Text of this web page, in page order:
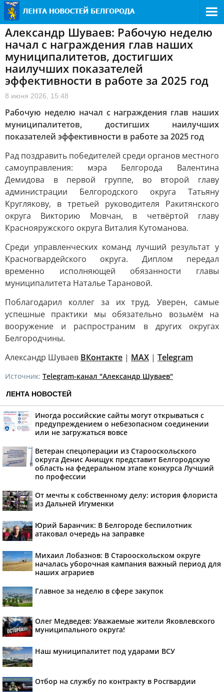
Александр Шуваев: Рабочую неделю
начал с награждения глав наших
муниципалитетов, достигших
наилучших показателей
эффективности в работе за 2025 год
8 июня 2026, 15:48
Рабочую неделю начал с награждения глав наших
муниципалитетов, достигших наилучших
показателей эффективности в работе за 2025 год
Рад поздравить победителей среди органов местного
самоуправления: мэра Белгорода Валентина
Демидова в первой группе, во второй главу
администрации Белгородского округа Татьяну
Круглякову, в третьей руководителя Ракитянского
округа Викторию Мовчан, в четвёртой главу
Краснояружского округа Виталия Кутоманова.
Среди управленческих команд лучший результат у
Красногвардейского округа. Диплом передал
временно исполняющей обязанности главы
муниципалитета Наталье Тарановой.
Поблагодарил коллег за их труд. Уверен, самые
успешные практики мы обязательно возьмём на
вооружение и распространим в других округах
Белгородчины.
Александр Шуваев ВКонтакте | MAX | Telegram
Источник: Telegram-канал "Александр Шуваев"
ЛЕНТА НОВОСТЕЙ
Иногда российские сайты могут открываться с
предупреждением о небезопасном соединении
или не загружаться вовсе
Ветеран спецоперации из Старооскольского
округа Денис Анищук представит Белгородскую
область на федеральном этапе конкурса Лучший
по профессии
От мечты к собственному делу: история флориста
из Дальней Игуменки
Юрий Баранчик: В Белгороде беспилотник
атаковал очередь на заправке
Михаил Лобазнов: В Старооскольском округе
началась уборочная кампания важный период для
наших аграриев
Главное за неделю в сфере закупок
Олег Медведев: Уважаемые жители Яковлевского
муниципального округа!
Наш муниципалитет под ударами ВСУ
Отбор на службу по контракту в Росгвардии